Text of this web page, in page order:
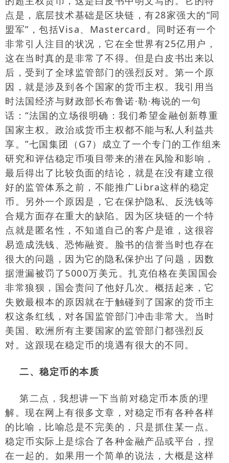
点是，底层技术基础是区块链，有28家强大的“同
盟军”，包括Visa、 Mastercard。同时还有一个
非常引人注目的状况，它在全世界有25亿用户，
这在当时真的是非常了不得。但是白皮书出来以
后，受到了全球监管部门的强烈反对。第一个原
因，就是涉及到各个国家的货币主权。我引用当
时法国经济与财政部长布鲁诺·勒·梅说的一句
话：“法国的立场很明确：我们希望金融创新尊重
国家主权。政治或货币主权都不能与私人利益共
享。”七国集团（ G7）成立了一个专门的工作组来
研究和评估稳定币项目带来的潜在风险和影响，
最后得出了比较负面的结论，就是在没有建立很
好的监管体系之前，不能推广Libra这样的稳定
币。另外一个原因是，它在保护隐私、反洗钱等
合规方面存在重大的缺陷。因为区块链的一个特
点就是匿名性，不知道自己的客户是谁，这很容
易造成洗钱、恐怖融资。脸书的信誉当时也存在
很大的问题，因为它的隐私保护出了问题，因数
据泄漏被罚了5000万美元。扎克伯格在美国国会
非常狼狈，国会责问了他好几次。概括起来，它
失败最根本的原因就在于触碰到了国家的货币主
权这条红线，对各国监管部门冲击非常大。当时
美国、欧洲所有主要国家的监管部门都强烈反
对。这跟现在稳定币的境遇有很大的不同。
二、稳定币的本质
第二点，我想讲一下当前对稳定币本质的理
解。现在网上有很多文章，对稳定币有各种各样
的比喻，比喻总是不完美的，只是抓住某一点。
稳定币实际上是综合了各种金融产品或平台，捏
在一起的。如果用一个简单的说法，大概是这样